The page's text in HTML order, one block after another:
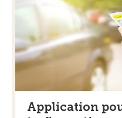
Application